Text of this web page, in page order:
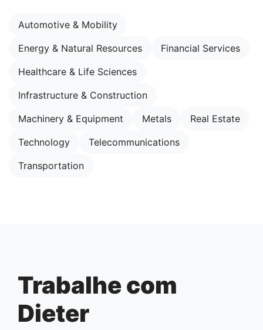
Automotive & Mobility
Energy & Natural Resources
Financial Services
Healthcare & Life Sciences
Infrastructure & Construction
Machinery & Equipment
Metals
Real Estate
Technology
Telecommunications
Transportation
Trabalhe com
Dieter